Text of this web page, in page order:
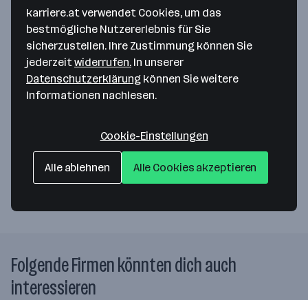
Lucchini Central Europe GmbH
4716 Hofkirchen an der Trattnach— Route berechnen
Website
Folgende Firmen könnten dich auch
interessieren
karriere.at verwendet Cookies, um das
bestmögliche Nutzererlebnis für Sie
sicherzustellen. Ihre Zustimmung können Sie
jederzeitwiderrufen. In unserer
Datenschutzerklärung können Sie weitere
Informationen nachlesen.
Cookie-Einstellungen
Alle ablehnen Alle Cookies akzeptieren